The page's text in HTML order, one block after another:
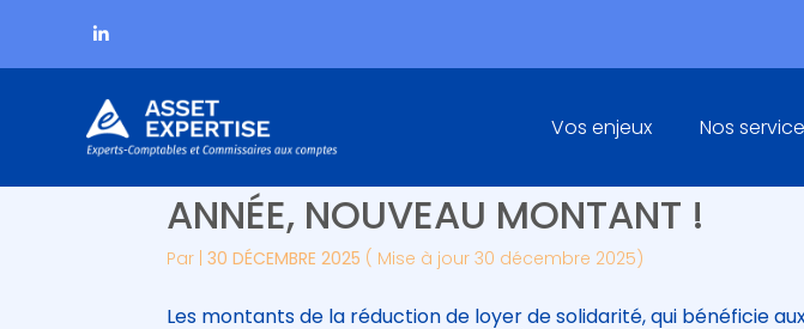
Aller
au
Principal
Vos enjeux Nos
RÉDUCTION DE LOYER DE
ANNÉE, NOUVEAU MONTANT !
Par |30 DÉCEMBRE 2025 ( Mise à jour 30 décembre 2025)
Les montants de la réduction de loyer de solidarité, qui bénéficie